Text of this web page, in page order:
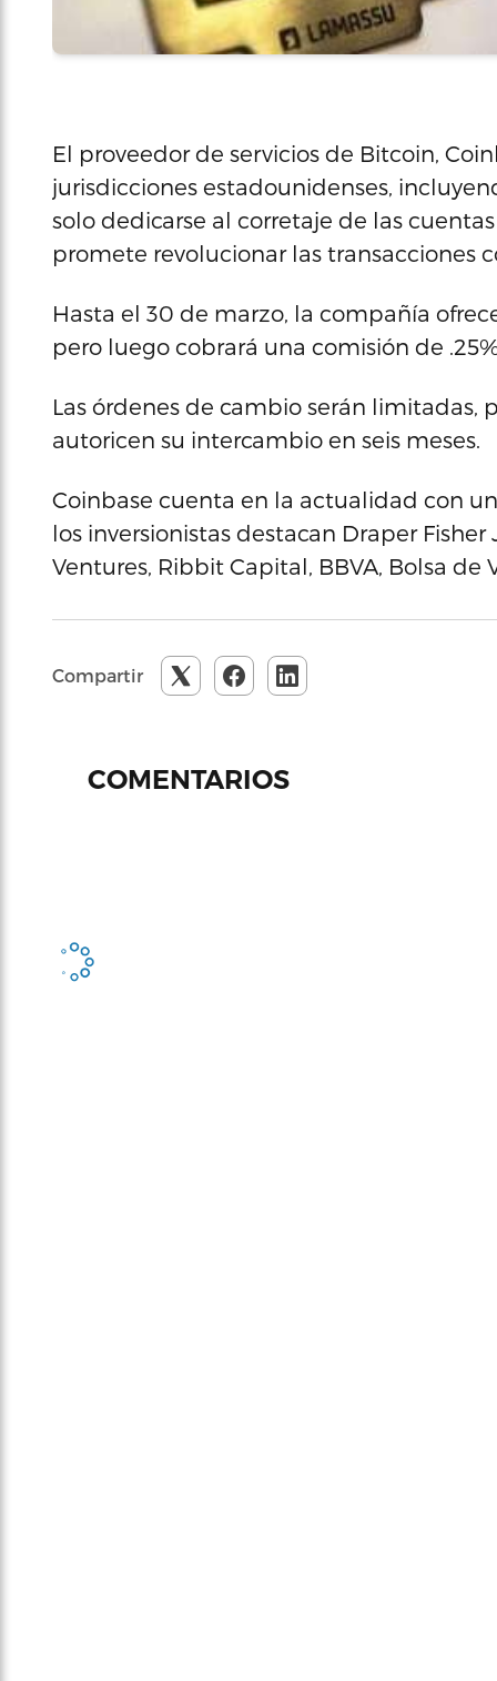
El proveedor de servicios de Bitcoin,
jurisdicciones estadounidenses,
solo dedicarse al corretaje de las
promete revolucionar las transacciones
Hasta el 30 de marzo, la compañía
pero luego cobrará una comisión de
Las órdenes de cambio serán limitadas,
autoricen su intercambio en seis meses.
Coinbase cuenta en la actualidad con
los inversionistas destacan Draper
Ventures, Ribbit Capital, BBVA, Bolsa de
Compartir
COMENTARIOS